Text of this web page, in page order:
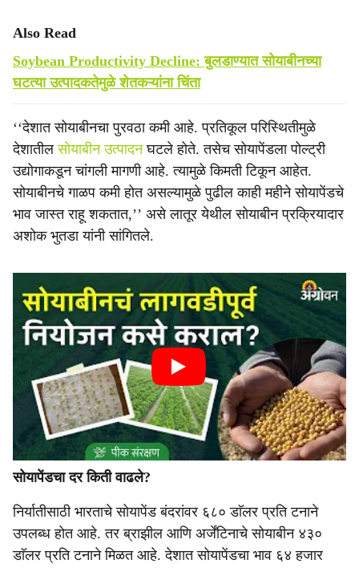
Also Read
Soybean Productivity Decline: बुलडाण्यात सोयाबीनच्या
घटत्या उत्पादकतेमुळे शेतकऱ्यांना चिंता
‘‘देशात सोयाबीनचा पुरवठा कमी आहे. प्रतिकूल परिस्थितीमुळे
देशातीलसोयाबीन उत्पादनघटले होते. तसेच सोयापेंडला पोल्ट्री
उद्योगाकडून चांगली मागणी आहे. त्यामुळे किमती टिकून आहेत.
सोयाबीनचे गाळप कमी होत असल्यामुळे पुढील काही महीने सोयापेंडचे
भाव जास्त राहू शकतात,’’ असे लातूर येथील सोयाबीन प्रक्रियादार
अशोक भुतडा यांनी सांगितले.
सोयापेंडचा दर किती वाढले?
निर्यातीसाठी भारताचे सोयापेंड बंदरांवर ६८० डाॅलर प्रति टनाने
उपलब्ध होत आहे. तर ब्राझील आणि अर्जेंटिनाचे सोयाबीन ४३०
डाॅलर प्रति टनाने मिळत आहे. देशात सोयापेंडचा भाव ६४ हजार